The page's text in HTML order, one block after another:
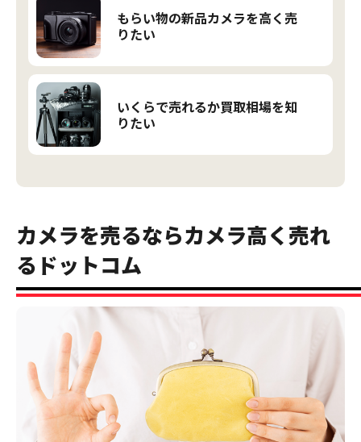
もらい物の新品カメラを高く売
りたい
いくらで売れるか買取相場を知
りたい
カメラを売るならカメラ高く売れ
るドットコム